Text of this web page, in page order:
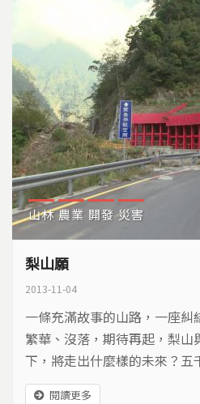
山林 農業 開發 災害
梨山願
2013-11-04
一條充滿故事的山路，一座糾
繁華、沒落，期待再起，梨
下，將走出什麼樣的未來？五
農業、觀光與生態之間拉扯，
閱讀更多